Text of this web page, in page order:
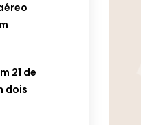
21 de
dois